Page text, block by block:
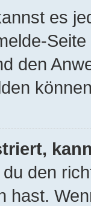
es
den
den
hast.